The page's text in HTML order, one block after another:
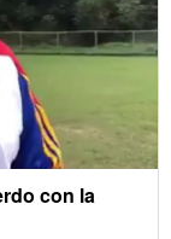
con la